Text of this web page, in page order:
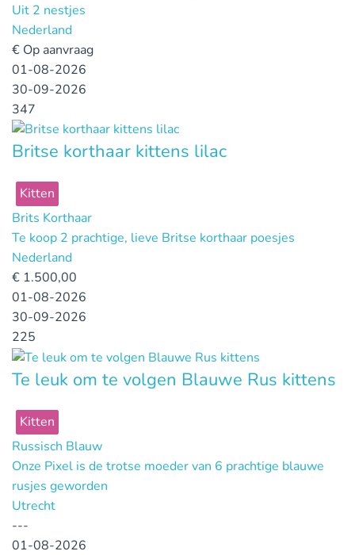
Uit 2 nestjes
Nederland
€ Op aanvraag
01-08-2026
30-09-2026
347
Britse korthaar kittens lilac
Kitten
Brits Korthaar
Te koop 2 prachtige, lieve Britse korthaar poesjes
Nederland
€ 1.500,00
01-08-2026
30-09-2026
225
Te leuk om te volgen Blauwe Rus kittens
Kitten
Russisch Blauw
Onze Pixel is de trotse moeder van 6 prachtige blauwe
rusjes geworden
Utrecht
---
01-08-2026